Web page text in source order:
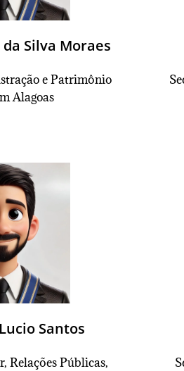
Silva Moraes
e Patrimônio
Alagoas
Santos
Relações Públicas,